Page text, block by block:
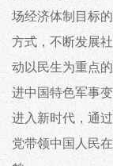
场经济体制目标
方式，不断发展
动以民生为重点
进中国特色军事
进入新时代，通
党带领中国人民